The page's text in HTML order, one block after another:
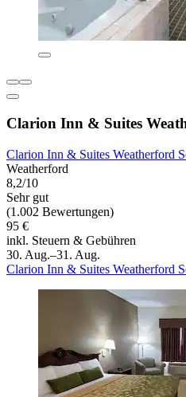
Clarion Inn & Suites
Clarion Inn & Suites Weatherford
Weatherford
8,2/10
Sehr gut
(1.002 Bewertungen)
95 €
inkl. Steuern & Gebühren
30. Aug.–31. Aug.
Clarion Inn & Suites Weatherford